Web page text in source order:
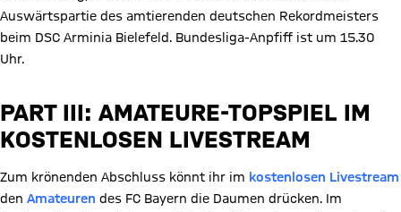
Auswärtspartie des amtierenden deutschen Rekordmeisters
beim DSC Arminia Bielefeld. Bundesliga-Anpfiff ist um 15.30
Uhr.
PART III: AMATEURE-TOPSPIEL IM
KOSTENLOSEN LIVESTREAM
Zum krönenden Abschluss könnt ihr im kostenlosen Livestream
den Amateuren des FC Bayern die Daumen drücken. Im